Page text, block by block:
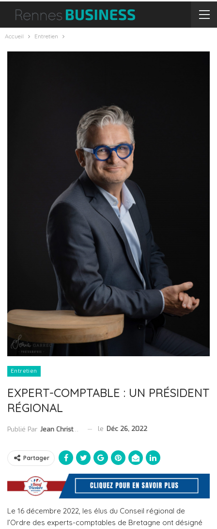
Accueil Entretien
Entretien
EXPERT-COMPTABLE : UN PRÉSIDENT
RÉGIONAL
Publié Par Jean Christophe Collet le Déc 26, 2022
Partager
Le 16 décembre 2022, les élus du Conseil régional de
l’Ordre des experts-comptables de Bretagne ont désigné